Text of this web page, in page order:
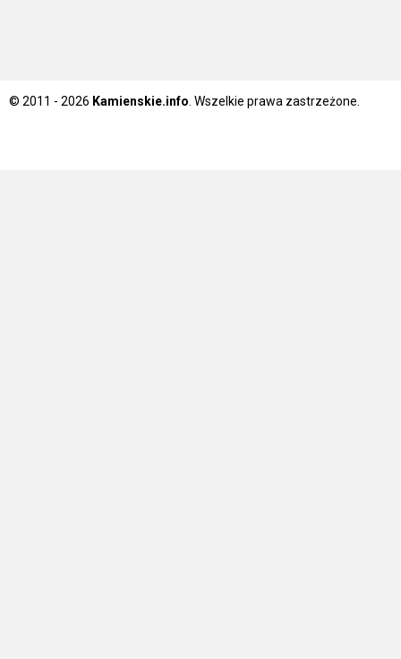
© 2011 - 2026 Kamienskie.info. Wszelkie prawa zastrzeżone.